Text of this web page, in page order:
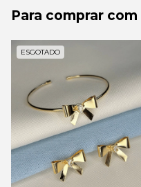
Para comprar
ESGOTADO